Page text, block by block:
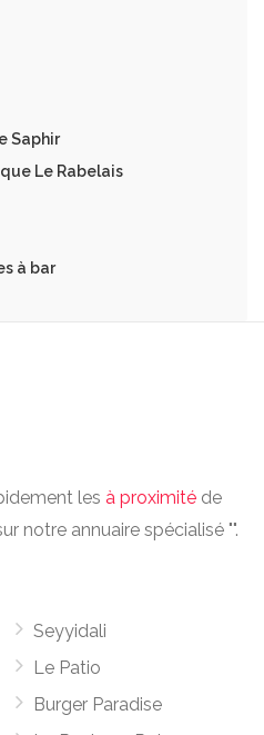
Saphir
Le Rabelais
à bar
les à proximité de
notre annuaire spécialisé "".
Seyyidali
Le Patio
Burger Paradise